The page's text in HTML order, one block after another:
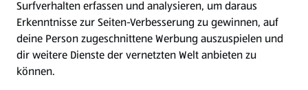
Über ALDI SÜD
Filialen
Surfverhalten erfassen und analysieren, um daraus
Erkenntnisse zur Seiten-Verbesserung zu gewinnen, auf
deine Person zugeschnittene Werbung auszuspielen und
dir weitere Dienste der vernetzten Welt anbieten zu
können.